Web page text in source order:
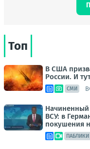
Топ
В США
России. И
СМИ
ВСУ: в
покушения
ПАБЛИКИ